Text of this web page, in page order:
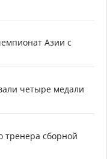
Азии с
четыре медали
тренера сборной